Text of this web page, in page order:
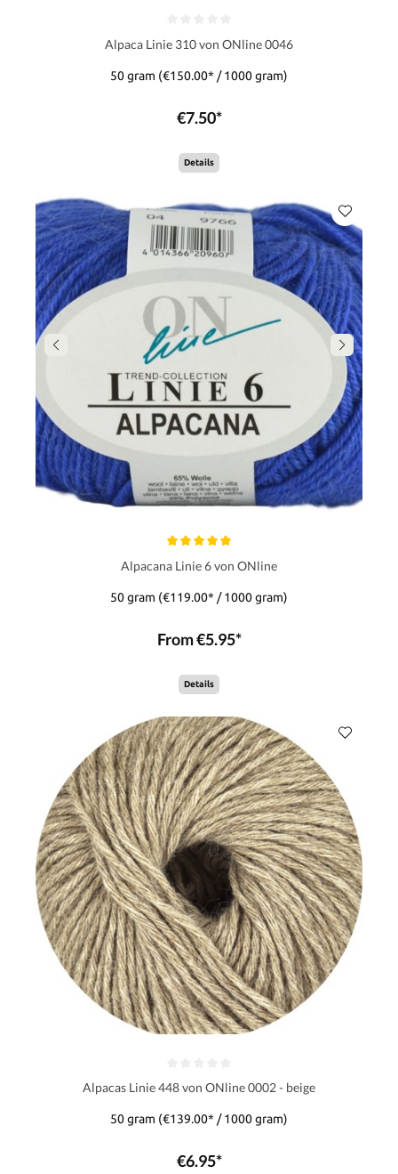
Alpaca Linie 310 von ONline 0046
50 gram (€150.00* / 1000 gram)
€7.50*
Details
Alpacana Linie 6 von ONline
50 gram (€119.00* / 1000 gram)
From €5.95*
Details
Alpacas Linie 448 von ONline 0002 - beige
50 gram (€139.00* / 1000 gram)
€6.95*